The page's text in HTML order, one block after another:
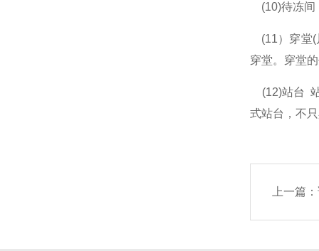
(10)待冻间
(11）穿堂(
穿堂。穿堂
(12)站台 站
式站台，不
上一篇：